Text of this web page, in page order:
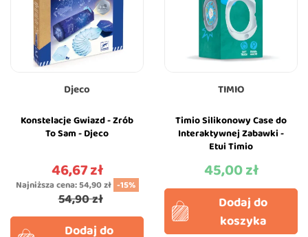
Djeco
Konstelacje Gwiazd - Zrób
To Sam - Djeco
Cena
46,67 zł
Najniższa cena:54,90 zł -15%
54,90 zł
Dodaj do
TIMIO
Timio Silikonowy Case do
Interaktywnej Zabawki -
Etui Timio
Cena
45,00 zł
Dodaj do
koszyka